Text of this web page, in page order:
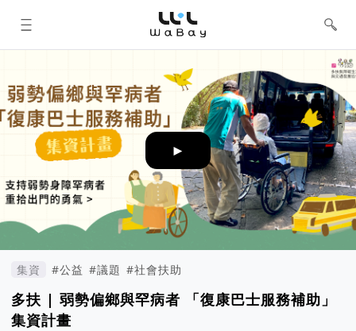
WaBay 挖貝 | 台灣最值得信賴的群眾
集資 / 群眾募資平台
►
集資 #公益 #議題 #社會扶助
多扶 | 弱勢偏鄉與罕病者 「復康巴士服務補助」
集資計畫